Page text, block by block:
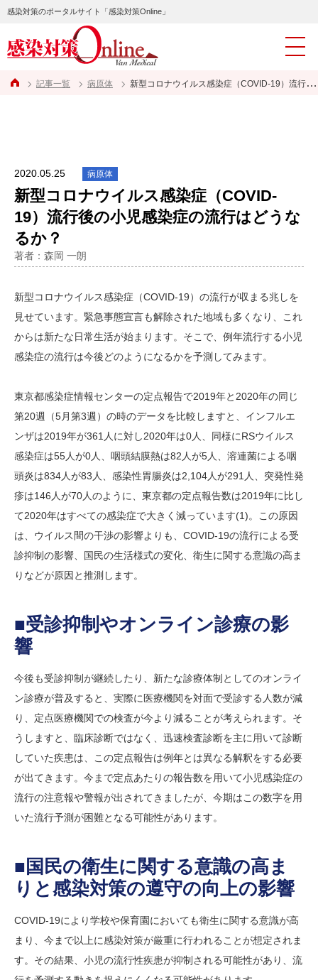
感染対策のポータルサイト「感染対策Online」
記事一覧 病原体 新型コロナウイルス感染症（COVID-19）流行後の小児感染症の流行はどうなるか？
2020.05.25 病原体
新型コロナウイルス感染症（COVID-
19）流行後の小児感染症の流行はどうな
るか？
著者：森岡 一朗
新型コロナウイルス感染症（COVID-19）の流行が収まる兆しを
見せています。緊急事態宣言も解除された地域も多くなり、これ
からは新たな日常生活が始まります。そこで、例年流行する小児
感染症の流行は今後どのようになるかを予測してみます。
東京都感染症情報センターの定点報告で2019年と2020年の同じ
第20週（5月第3週）の時のデータを比較しますと、インフルエ
ンザは2019年が361人に対し2020年は0人、同様にRSウイルス
感染症は55人が0人、咽頭結膜熱は82人が5人、溶連菌による咽
頭炎は834人が83人、感染性胃腸炎は2,104人が291人、突発性発
疹は146人が70人のように、東京都の定点報告数は2019年に比し
て2020年はすべての感染症で大きく減っています(1)。この原因
は、ウイルス間の干渉の影響よりも、COVID-19の流行による受
診抑制の影響、国民の生活様式の変化、衛生に関する意識の高ま
りなどが原因と推測します。
■受診抑制やオンライン診療の影
響
今後も受診抑制が継続したり、新たな診療体制としてのオンライ
ン診療が普及すると、実際に医療機関を対面で受診する人数が減
り、定点医療機関での検査が今より減ることが考えられます。そ
うしますと、臨床診断ではなく、迅速検査診断を主に用いて診断
していた疾患は、この定点報告は例年とは異なる解釈をする必要
が出てきます。今まで定点あたりの報告数を用いて小児感染症の
流行の注意報や警報が出されてきましたが、今期はこの数字を用
いた流行予測が困難となる可能性があります。
■国民の衛生に関する意識の高ま
りと感染対策の遵守の向上の影響
COVID-19により学校や保育園においても衛生に関する意識が高
まり、今まで以上に感染対策が厳重に行われることが想定されま
す。その結果、小児の流行性疾患が抑制される可能性があり、流